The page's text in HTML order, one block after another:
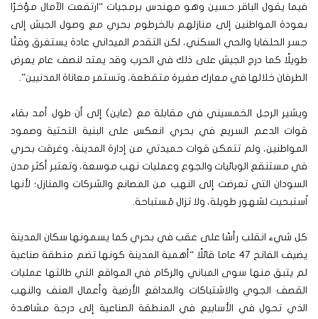
فيما يقول الباقر حسين وهو مهندس برمجيات “ارتفعت الآمال مؤخرًا
بعودة المواطنين إلى منازلهم بالخرطوم بحري مع وصول الجيش إلى
جسر الحلفايا والحي السكني، لكن التقدم الميداني عادة يستغرق وقتًا
طويلًا كما درج الجيش على ذلك في الحرب وقد يمتد لنصف عام يعرض
الطرفان خلالها في معارك صغيرة متقطعة، وتستمر معاناة المدنيين”.
ويشير الرجل الخمسيني في مقابلة مع (عاين) إلى أن طول أمد بقاء
قوات الدعم السريع في بحري انعكس على البنية التحتية وصمود
المواطنين، ولم تتمكن قوات حميدتي من إدارة المدينة، وغرقت بحري
في مستنقع الوبائيات والجوع وعمليات نهب موسعة، وتعتبر أكثر مدن
السودان التي تعرضت إلى النهب من المصانع والشركات والمنازل؛ لأنها
اُستبحيت لشهور طويلة، ولا تزال مُستباحة.
كل شيء انقلب رأسًا على عقب في بحري كما يسمونها سكان المدينة
يضيف الفاتح 47 عاما قائلًا “أهمية المدينة كونها تضم منطقة صناعية
لم يتبق منها سوى المباني والركام في المواقع التي طالتها عمليات
القصف الجوي والاشتباكات والمدافع الأرضية وأعمال العنف والنهب
الذي تحول في الأسابيع في المنطقة الصناعية إلى درجة مشاهدة